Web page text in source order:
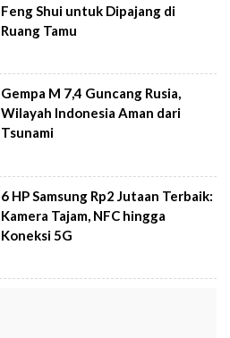
Feng Shui untuk Dipajang di
Ruang Tamu
Gempa M 7,4 Guncang Rusia,
Wilayah Indonesia Aman dari
Tsunami
6 HP Samsung Rp2 Jutaan Terbaik:
Kamera Tajam, NFC hingga
Koneksi 5G